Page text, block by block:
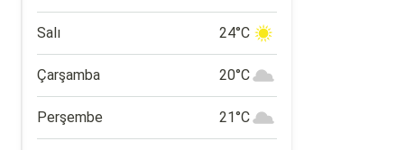
Salı 24°C
Çarşamba 20°C
Perşembe 21°C